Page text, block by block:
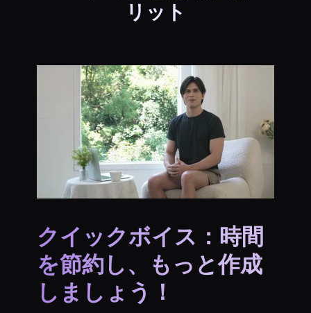
リット
クイックボイス：時間
を節約し、もっと作成
しましょう！